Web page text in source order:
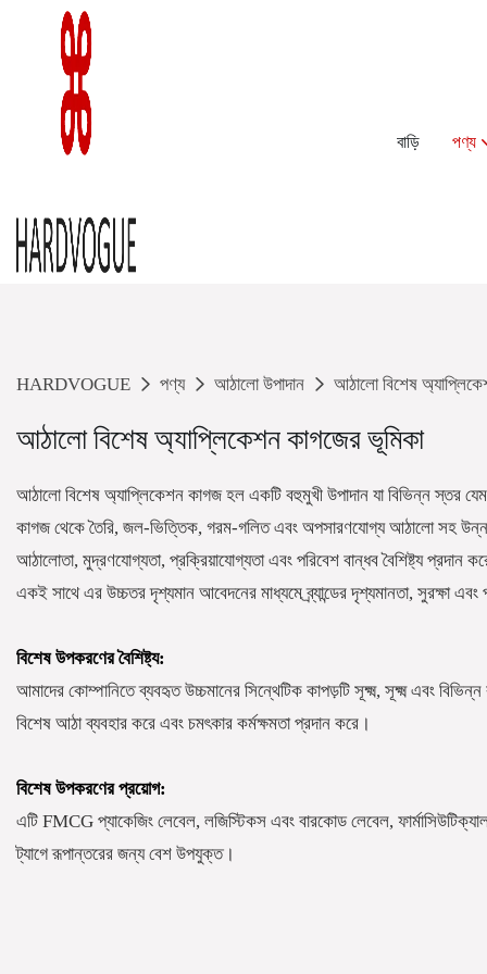
বাড়ি পণ্য
HARDVOGUE পণ্য আঠালো উপাদান আঠালো বিশেষ
আঠালো বিশেষ অ্যাপ্লিকেশন কাগজের ভূমিকা
আঠালো বিশেষ অ্যাপ্লিকেশন কাগজ হল একটি বহুমুখী উপাদান যা বিভিন্ন স্তর
কাগজ থেকে তৈরি, জল-ভিত্তিক, গরম-গলিত এবং অপসারণযোগ্য আঠালো সহ
আঠালোতা, মুদ্রণযোগ্যতা, প্রক্রিয়াযোগ্যতা এবং পরিবেশ বান্ধব বৈশিষ্ট্য প্রদান
একই সাথে এর উচ্চতর দৃশ্যমান আবেদনের মাধ্যমে ব্র্যান্ডের দৃশ্যমানতা, সুরক্ষা
বিশেষ উপকরণের বৈশিষ্ট্য:
আমাদের কোম্পানিতে ব্যবহৃত উচ্চমানের সিন্থেটিক কাপড়টি সূক্ষ্ম, সূক্ষ্ম এবং
বিশেষ আঠা ব্যবহার করে এবং চমৎকার কর্মক্ষমতা প্রদান করে।
বিশেষ উপকরণের প্রয়োগ:
এটি FMCG প্যাকেজিং লেবেল, লজিস্টিকস এবং বারকোড লেবেল,
ট্যাগে রূপান্তরের জন্য বেশ উপযুক্ত।